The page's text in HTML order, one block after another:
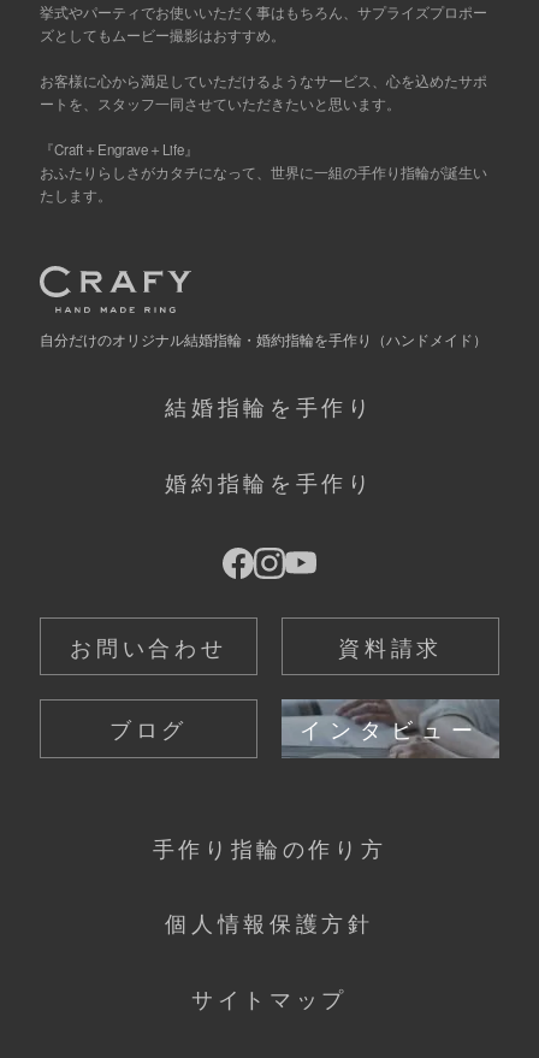
挙式やパーティでお使いいただく事はもちろん、サプライズプロポー
ズとしてもムービー撮影はおすすめ。
お客様に心から満足していただけるようなサービス、心を込めたサポ
ートを、スタッフ一同させていただきたいと思います。
『Craft＋Engrave＋Life』
おふたりらしさがカタチになって、世界に一組の手作り指輪が誕生い
たします。
自分だけのオリジナル結婚指輪・婚約指輪を手作り （ハンドメイド）
結婚指輪を手作り
婚約指輪を手作り
お問い合わせ 資料請求
ブログ インタビュー
手作り指輪の作り方
個人情報保護方針
サイトマップ